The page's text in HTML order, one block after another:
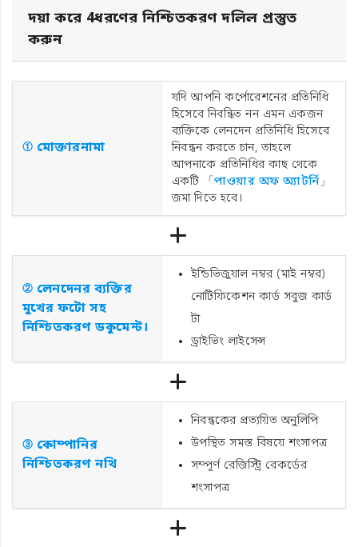
দয়া করে 4ধরণের নিশ্চিতকরণ দলিল প্রস্তুত
করুন
① মোক্তারনামা
যদি আপনি কর্পোরেশনের প্রতিনিধি
হিসেবে নিবন্ধিত নন এমন একজন
ব্যক্তিকে লেনদেন প্রতিনিধি হিসেবে
নিবন্ধন করতে চান, তাহলে
আপনাকে প্রতিনিধির কাছ থেকে
একটি 「পাওয়ার অফ অ্যাটর্নি」
জমা দিতে হবে।
② লেনদেনর ব্যক্তির
মুখের ফটো সহ
নিশ্চিতকরণ ডকুমেন্ট।
ইন্ডিভিজুয়াল নম্বর (মাই নম্বর)
নোটিফিকেশন কার্ড সবুজ কার্ড
টা
ড্রাইভিং লাইসেন্স
③ কোম্পানির
নিশ্চিতকরণ নথি
নিবন্ধকের প্রত্যয়িত অনুলিপি
উপস্থিত সমস্ত বিষয়ে শংসাপত্র
সম্পূর্ণ রেজিস্ট্রি রেকর্ডের
শংসাপত্র